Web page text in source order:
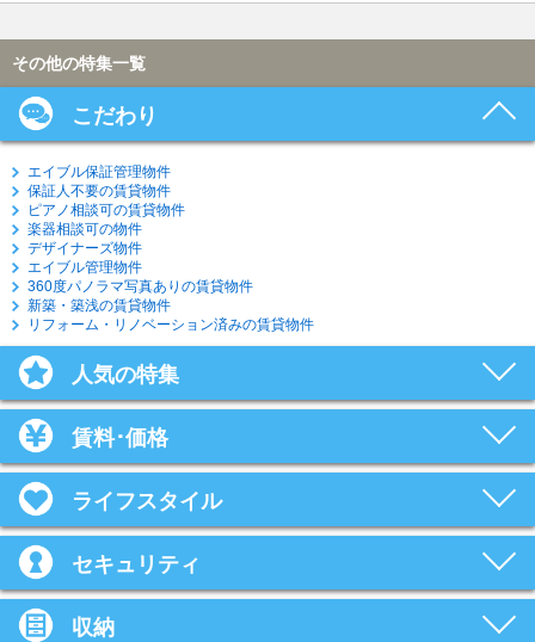
その他の特集一覧
こだわり
エイブル保証管理物件
保証人不要の賃貸物件
ピアノ相談可の賃貸物件
楽器相談可の物件
デザイナーズ物件
エイブル管理物件
360度パノラマ写真ありの賃貸物件
新築・築浅の賃貸物件
リフォーム・リノベーション済みの賃貸物件
人気の特集
賃料･価格
ライフスタイル
セキュリティ
収納